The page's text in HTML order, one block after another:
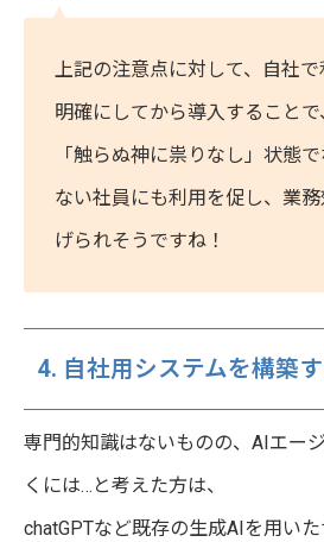
上記の注意点に対して、自社
明確にしてから導入することで
「触らぬ神に祟りなし」状態
ない社員にも利用を促し、業
げられそうですね！
4. 自社用システムを構築
専門的知識はないものの、AIエー
くには…と考えた方は、
chatGPTなど既存の生成AIを用い